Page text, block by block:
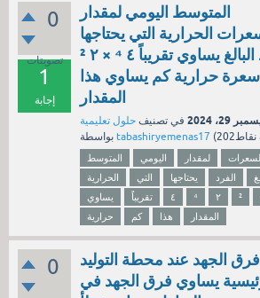
0
تصويتات
1
إجابة
المتوسط اليومي لمقدار
الحرارية التي يحتاجها
الفرد البالغ يساوي تقريباً ٤ ⁴ × ٢ ²
سعرة حرارية كم يساوي هذا
المقدار
29، 2024 في تصنيف حلول تعليمية
tabashiryemenas17 (
المتوسط اليومي لمقدار
الحرارية
التي يحتاجها الفرد
يساوي
تقريباً ٤ ⁴ ٢ ²
حرارية
كم هذا المقدار
0
فرق الجهد عند محطة التوليد
يساوي فرق الجهد في